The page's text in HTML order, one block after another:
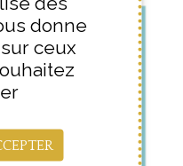
donne
ceux